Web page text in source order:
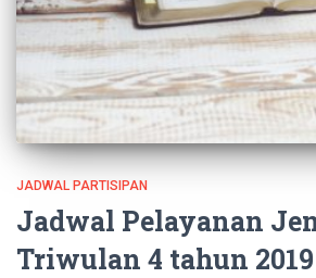
JADWAL PARTISIPAN
Jadwal Pelayanan
Triwulan 4 tahun 2019